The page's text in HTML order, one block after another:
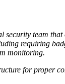
security team that
requiring
monitoring.
for proper